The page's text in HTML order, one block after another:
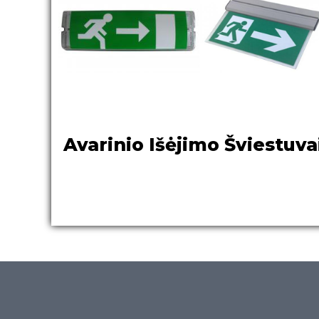
Avarinio Išėjimo